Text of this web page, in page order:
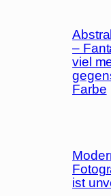
–
viel
Farbe
ist